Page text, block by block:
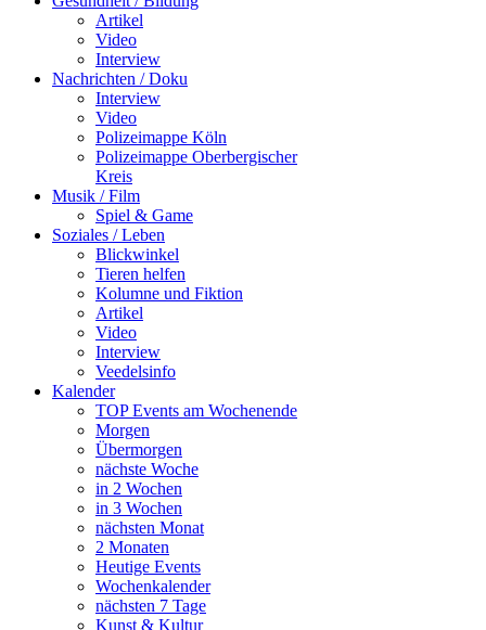
Artikel
Video
Interview
Nachrichten / Doku
Interview
Video
Polizeimappe Köln
Polizeimappe Oberbergischer
Kreis
Musik / Film
Spiel & Game
Soziales / Leben
Blickwinkel
Tieren helfen
Kolumne und Fiktion
Artikel
Video
Interview
Veedelsinfo
Kalender
TOP Events am Wochenende
Morgen
Übermorgen
nächste Woche
in 2 Wochen
in 3 Wochen
nächsten Monat
2 Monaten
Heutige Events
Wochenkalender
nächsten 7 Tage
Kunst & Kultur